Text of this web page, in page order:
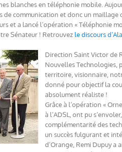
blanches en téléphonie mobile.
de communication et donc un
et a lancé l’opération « Téléphonie
Sénateur ! Retrouvez le discours
Direction Saint Victor de
Nouvelles Technologies,
territoire, visionnaire,
donné pour objectif la
absolument réaliste !
Grâce à l’opération «
à l’ADSL, ont pu
complémentarité des
un succès fulgurant et
d’Orange, Remi Dupuy a